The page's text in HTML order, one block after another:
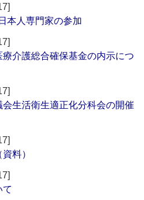
本人専門家の参加
介護総合確保基金の内示につ
生活衛生適正化分科会の開催
料）
て